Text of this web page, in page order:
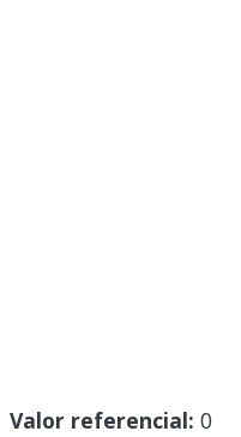
Valor referencial: 0